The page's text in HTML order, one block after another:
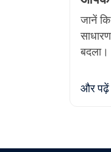
क्या
जानें
बदला।
और पढ़ें